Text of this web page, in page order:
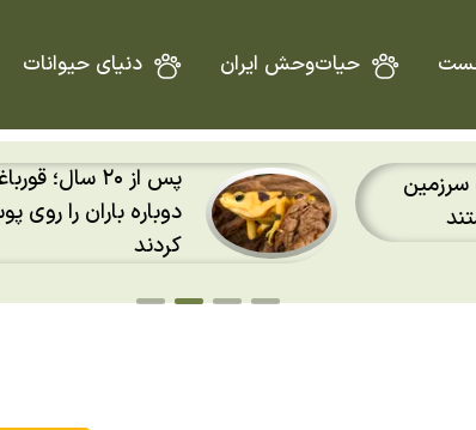
حیات‌وحش ایران دنیای حیوانات
پاناما
تصویر تقابل یک
برترین عکس سال ۲۰۲۶ شد